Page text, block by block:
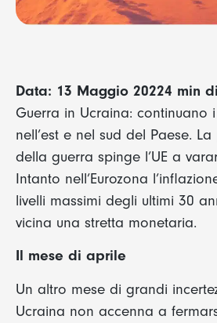
Data: 13 Maggio 20224 min
Guerra in Ucraina: continuano
nell’est e nel sud del Paese.
della guerra spinge l’UE a
Intanto nell’Eurozona
livelli massimi degli ultimi 30
vicina una stretta monetaria.
Il mese di aprile
Un altro mese di grandi
Ucraina non accenna a